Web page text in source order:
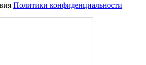
Политики конфиденциальности